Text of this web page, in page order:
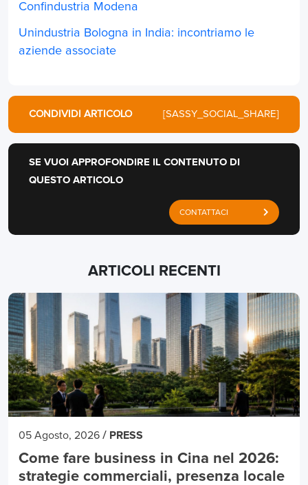
Confindustria Modena
Unindustria Bologna in India: incontriamo le
aziende associate
CONDIVIDI ARTICOLO [SASSY_SOCIAL_SHARE]
SE VUOI APPROFONDIRE IL CONTENUTO DI
QUESTO ARTICOLO
CONTATTACI
ARTICOLI RECENTI
05 Agosto, 2026 / PRESS
Come fare business in Cina nel 2026:
strategie commerciali, presenza locale